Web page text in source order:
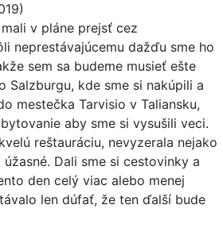
v pláne prejsť cez
neprestávajúcemu dažďu sme ho
sem sa budeme musieť ešte
Salzburgu, kde sme si nakúpili a
mestečka Tarvisio v Taliansku,
aby sme si vysušili veci.
reštauráciu, nevyzerala nejako
Dali sme si cestovinky a
den celý viac alebo menej
len dúfať, že ten ďalší bude